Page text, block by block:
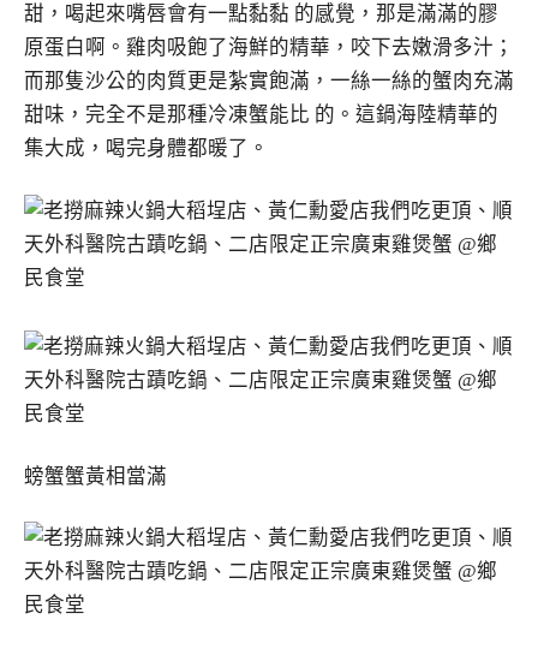
甜，喝起來嘴唇會有一點黏黏 的感覺，那是滿滿的膠
原蛋白啊。雞肉吸飽了海鮮的精華，咬下去嫩滑多汁；
而那隻沙公的肉質更是紮實飽滿，一絲一絲的蟹肉充滿
甜味，完全不是那種冷凍蟹能比 的。這鍋海陸精華的
集大成，喝完身體都暖了。
螃蟹蟹黃相當滿